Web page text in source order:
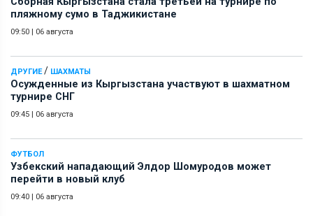
пляжному сумо в Таджикистане
09:50 | 06 августа
ДРУГИЕ/ ШАХМАТЫ
Осужденные из Кыргызстана участвуют в шахматном
турнире СНГ
09:45 | 06 августа
ФУТБОЛ
Узбекский нападающий Элдор Шомуродов может
перейти в новый клуб
09:40 | 06 августа